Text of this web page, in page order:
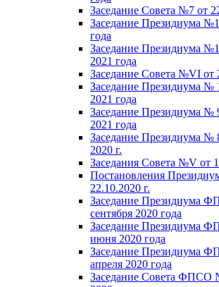
Заседание Совета №7 от
Заседание Президиума
года
Заседание Президиума
2021 года
Заседание Совета №VI от
Заседание Президиума №
2021 года
Заседание Президиума №
2021 года
Заседание Президиума №
2020 г.
Заседания Совета №V от
Постановления
22.10.2020 г.
Заседание Президиума
сентября 2020 года
Заседание Президиума
июня 2020 года
Заседание Президиума
апреля 2020 года
Заседание Совета ФПСО